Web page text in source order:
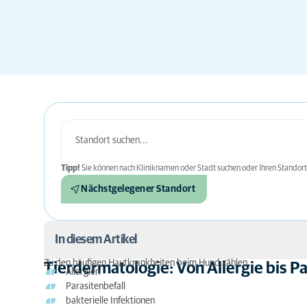
Tipp! Sie können nach Kliniknamen oder Stadt suchen oder Ihren
Nächstgelegener Standort
In diesem Artikel
Tierdermatologie: Von Allergie bis Parasiten
Tierdermatologie: Von Allergie bis
Zu den häufigen Hautkrankheiten beim Hund zählen
Allergien
Parasitenbefall
bakterielle Infektionen